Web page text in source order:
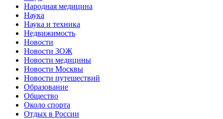
Народная медицина
Наука
Наука и техника
Недвижимость
Новости
Новости ЗОЖ
Новости медицины
Новости Москвы
Новости путешествий
Образование
Общество
Около спорта
Отдых в России